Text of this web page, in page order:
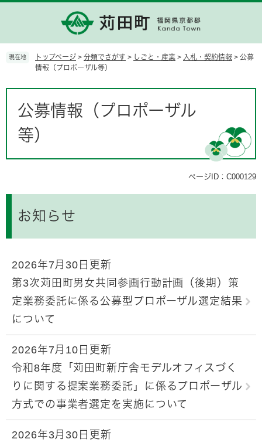
の
す。
ー
し
現在地 トップページ > 分類でさがす > しごと・産業 > 入札・契約情報 > 公募
情報（プロポーザル等）
公募情報（プロポーザル
等）
ページID：C000129
お知らせ
2026年7月30日更新
第3次苅田町男女共同参画行動計画（後期）策
定業務委託に係る公募型プロポーザル選定結果
について
2026年7月10日更新
令和8年度「苅田町新庁舎モデルオフィスづく
りに関する提案業務委託」に係るプロポーザル
方式での事業者選定を実施について
2026年3月30日更新